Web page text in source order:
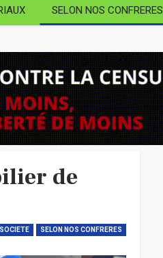
SELON NOS CONFRERES
de
SOCIETE SELON NOS CONFRERES